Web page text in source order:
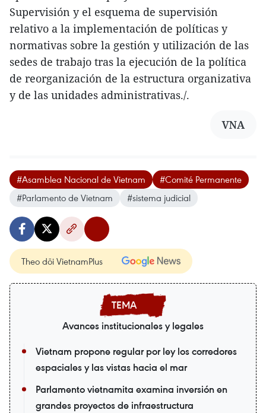
Supervisión y el esquema de supervisión
relativo a la implementación de políticas y
normativas sobre la gestión y utilización de las
sedes de trabajo tras la ejecución de la política
de reorganización de la estructura organizativa
y de las unidades administrativas./.
VNA
#Asamblea Nacional de Vietnam
#Comité Permanente
#Parlamento de Vietnam
#sistema judicial
Theo dõi VietnamPlus
Avances institucionales y legales
Vietnam propone regular por ley los corredores
espaciales y las vistas hacia el mar
Parlamento vietnamita examina inversión en
grandes proyectos de infraestructura